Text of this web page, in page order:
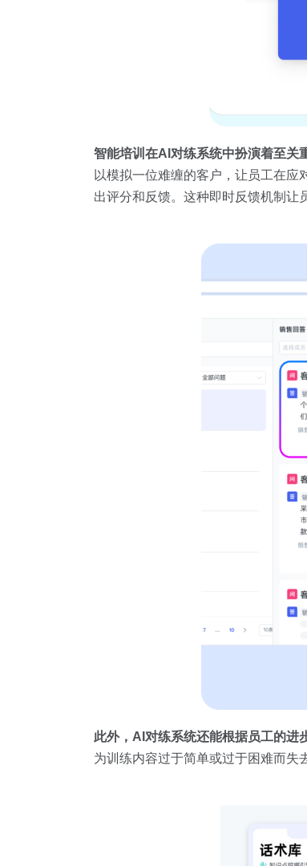
智能培训在AI对练系统中扮演着至关
以模拟一位难缠的客户，让员工在
出评分和反馈。这种即时反馈机制让
此外，AI对练系统还能根据员工的进
为训练内容过于简单或过于困难而失